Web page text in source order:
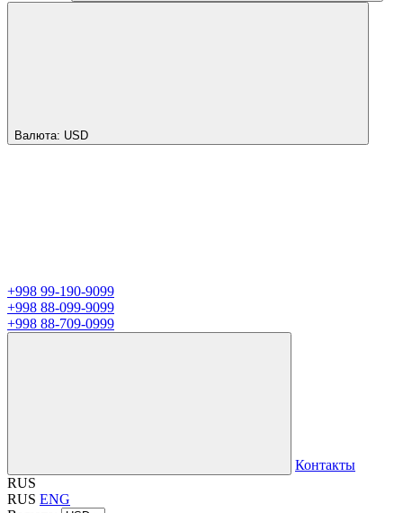
Валюта: USD
+998 99-190-9099
+998 88-099-9099
+998 88-709-0999
Контакты
RUS
RUS ENG